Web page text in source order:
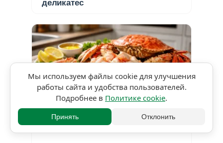
деликатес
★★★★★
Мы используем файлы cookie для улучшения
работы сайта и удобства пользователей.
Подробнее в Политике cookie.
Принять Отклонить